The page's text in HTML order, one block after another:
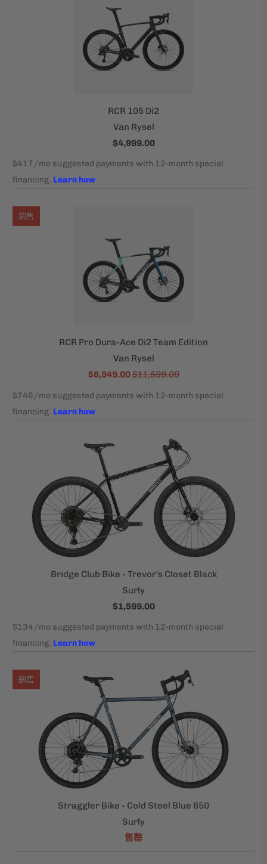
RCR 105 Di2
Van Rysel
$4,999.00
RCR Pro Dura-Ace Di2 Team Edition
Van Rysel
$8,949.00$11,599.00
銷售
Bridge Club Bike - Trevor's Closet Black
Surly
$1,599.00
Straggler Bike - Cold Steel Blue 650
Surly
售罄
銷售